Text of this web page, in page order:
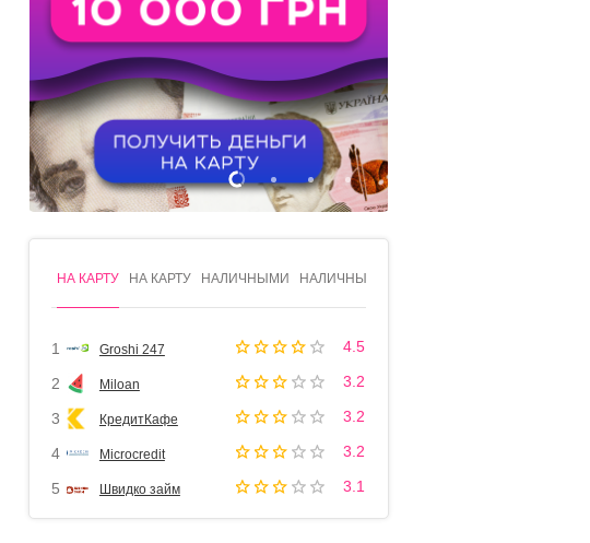
1 2 3 4
НА КАРТУ НА КАРТУ НАЛИЧНЫМИ НАЛИЧНЫМИ
1 Groshi 247 4.5
2 Miloan 3.2
3 КредитКафе 3.2
4 Microcredit 3.2
5 Швидко займ 3.1